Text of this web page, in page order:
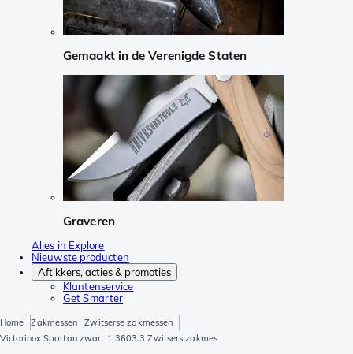
Gemaakt in de Verenigde Staten
Graveren
Alles in Explore
Nieuwste producten
Aftikkers, acties & promoties
Klantenservice
Get Smarter
Home Zakmessen
Zwitserse zakmessen
Victorinox Spartan zwart 1.3603.3 Zwitsers zakmes